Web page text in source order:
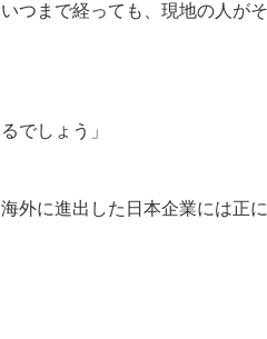
つまで経っても、現地の人が
でしょう」
外に進出した日本企業には正